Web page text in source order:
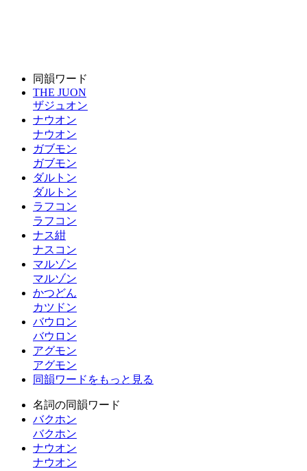
同韻ワード
THE JUON
ザジュオン
ナウオン
ナウオン
ガブモン
ガブモン
ダルトン
ダルトン
ラフコン
ラフコン
ナス紺
ナスコン
マルゾン
マルゾン
かつどん
カツドン
バウロン
バウロン
アグモン
アグモン
同韻ワードをもっと見る
名詞の同韻ワード
バクホン
バクホン
ナウオン
ナウオン